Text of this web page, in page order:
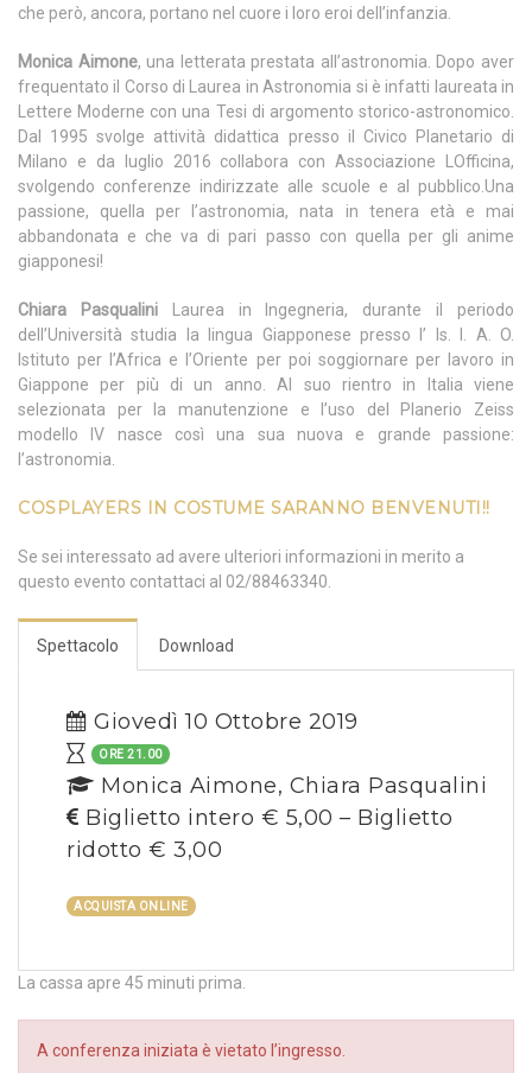
che però, ancora, portano nel cuore i loro eroi dell’infanzia.
Monica Aimone, una letterata prestata all’astronomia. Dopo aver
frequentato il Corso di Laurea in Astronomia si è infatti laureata in
Lettere Moderne con una Tesi di argomento storico-astronomico.
Dal 1995 svolge attività didattica presso il Civico Planetario di
Milano e da luglio 2016 collabora con Associazione LOfficina,
svolgendo conferenze indirizzate alle scuole e al pubblico.Una
passione, quella per l’astronomia, nata in tenera età e mai
abbandonata e che va di pari passo con quella per gli anime
giapponesi!
Chiara PasqualiniLaurea in Ingegneria, durante il periodo
dell’Università studia la lingua Giapponese presso l’ Is. I. A. O.
Istituto per l’Africa e l’Oriente per poi soggiornare per lavoro in
Giappone per più di un anno. Al suo rientro in Italia viene
selezionata per la manutenzione e l’uso del Planerio Zeiss
modello IV nasce così una sua nuova e grande passione:
l’astronomia.
COSPLAYERS IN COSTUME SARANNO BENVENUTI!!
Se sei interessato ad avere ulteriori informazioni in merito a
questo evento contattaci al 02/88463340.
Spettacolo Download
Giovedì 10 Ottobre 2019
ORE 21.00
Monica Aimone, Chiara Pasqualini
Biglietto intero € 5,00 – Biglietto
ridotto € 3,00
ACQUISTA ONLINE
La cassa apre 45 minuti prima.
A conferenza iniziata è vietato l’ingresso.